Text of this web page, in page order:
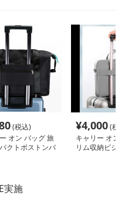
(税込)
オン バッグ 旅
クトボストンバ
¥4,000(税
キャリー オン
リム収納ビジ